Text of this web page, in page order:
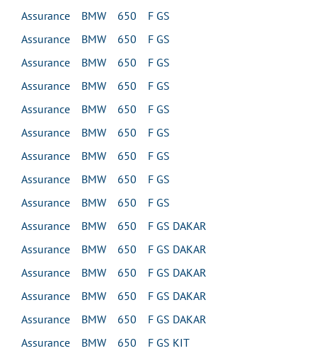
Assurance BMW 650 F GS
Assurance BMW 650 F GS
Assurance BMW 650 F GS
Assurance BMW 650 F GS
Assurance BMW 650 F GS
Assurance BMW 650 F GS
Assurance BMW 650 F GS
Assurance BMW 650 F GS
Assurance BMW 650 F GS
Assurance BMW 650 F GS DAKAR
Assurance BMW 650 F GS DAKAR
Assurance BMW 650 F GS DAKAR
Assurance BMW 650 F GS DAKAR
Assurance BMW 650 F GS DAKAR
Assurance BMW 650 F GS KIT